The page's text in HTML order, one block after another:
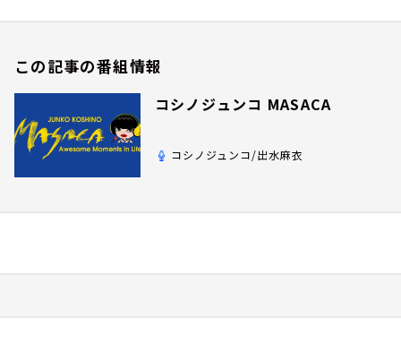
この記事の番組情報
コシノジュンコ MASACA
コシノジュンコ/出水麻衣